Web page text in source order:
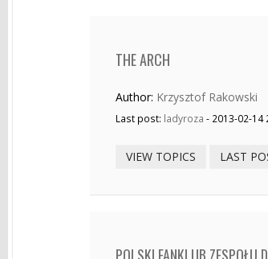
THE ARCH
Author: Krzysztof Rakowski
Last post: ladyroza - 2013-02-14
VIEW TOPICS LAST